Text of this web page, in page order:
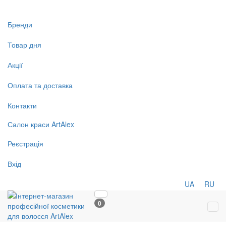
Бренди
Товар дня
Акції
Оплата та доставка
Контакти
Салон краси ArtAlex
Реєстрація
Вхід
UA RU
0